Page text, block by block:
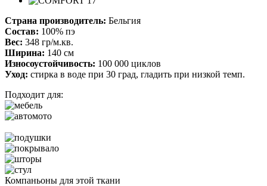
Страна производитель: Бельгия
Состав: 100% пэ
Вес: 348 гр/м.кв.
Ширина: 140 см
Износоустойчивость: 100 000 циклов
Уход: стирка в воде при 30 град, гладить при низкой темп.
Подходит для:
Компаньоны для этой ткани